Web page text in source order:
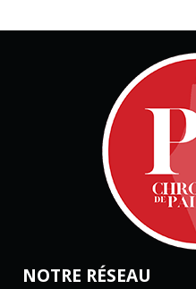
NOTRE RÉSEAU